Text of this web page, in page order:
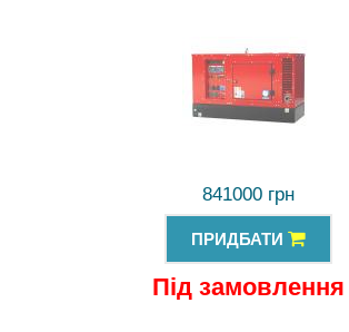
841000 грн
ПРИДБАТИ
Під замовлення